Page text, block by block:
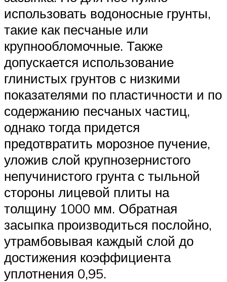
использовать водоносные грунты,
такие как песчаные или
крупнообломочные. Также
допускается использование
глинистых грунтов с низкими
показателями по пластичности и по
содержанию песчаных частиц,
однако тогда придется
предотвратить морозное пучение,
уложив слой крупнозернистого
непучинистого грунта с тыльной
стороны лицевой плиты на
толщину 1000 мм. Обратная
засыпка производиться послойно,
утрамбовывая каждый слой до
достижения коэффициента
уплотнения 0,95.